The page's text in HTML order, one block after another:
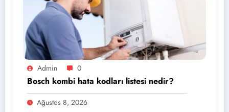
Admin 0
Bosch kombi hata kodları listesi nedir?
Ağustos 8, 2026